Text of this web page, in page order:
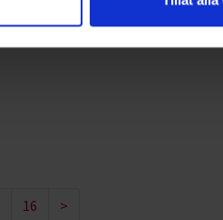
16 >